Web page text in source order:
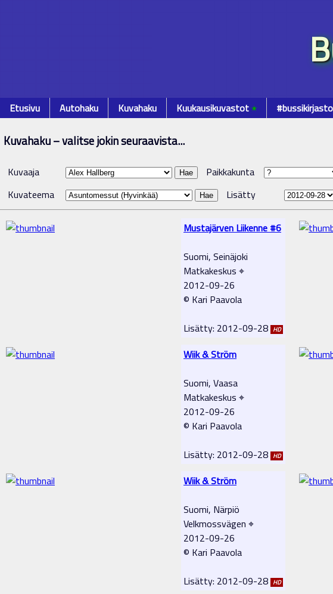
Etusivu Autohaku Kuvahaku Kuukausikuvastot٭
Kuvahaku – valitse jokin seuraavista...
Kuvaaja Paikkakunta
Kuvateema
Lisätty
Mustajärven Liikenne #6
Suomi, Seinäjoki
Matkakeskus ⌖
2012-09-26
© Kari Paavola
Lisätty: 2012-09-28 HD
Wiik & Ström
Suomi, Vaasa
Matkakeskus ⌖
2012-09-26
© Kari Paavola
Lisätty: 2012-09-28 HD
Wiik & Ström
Suomi, Närpiö
Velkmossvägen ⌖
2012-09-26
© Kari Paavola
Lisätty: 2012-09-28 HD